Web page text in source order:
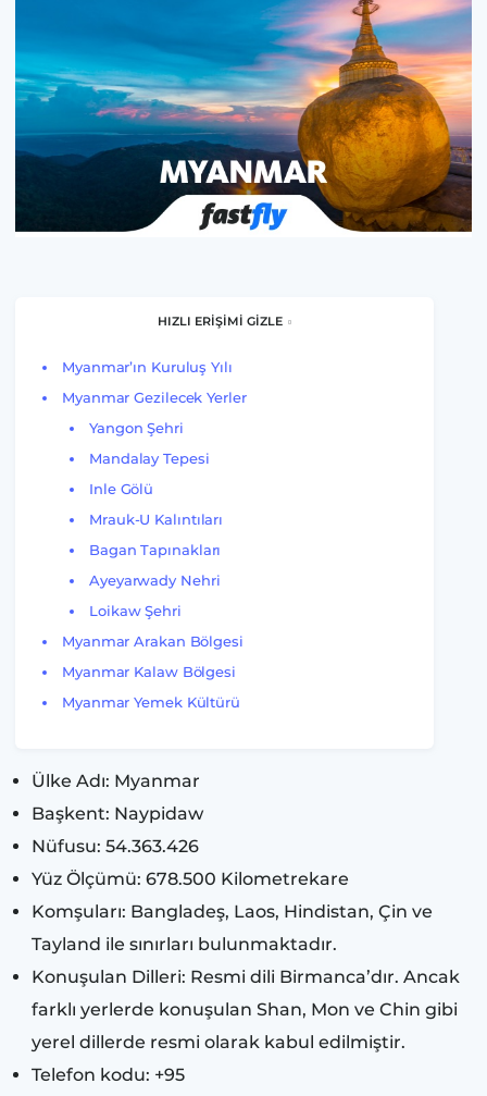
HIZLI ERİŞİMİ GİZLE
Myanmar’ın Kuruluş Yılı
Myanmar Gezilecek Yerler
Yangon Şehri
Mandalay Tepesi
Inle Gölü
Mrauk-U Kalıntıları
Bagan Tapınakları
Ayeyarwady Nehri
Loikaw Şehri
Myanmar Arakan Bölgesi
Myanmar Kalaw Bölgesi
Myanmar Yemek Kültürü
Ülke Adı: Myanmar
Başkent: Naypidaw
Nüfusu: 54.363.426
Yüz Ölçümü: 678.500 Kilometrekare
Komşuları: Bangladeş, Laos, Hindistan, Çin ve
Tayland ile sınırları bulunmaktadır.
Konuşulan Dilleri: Resmi dili Birmanca’dır. Ancak
farklı yerlerde konuşulan Shan, Mon ve Chin gibi
yerel dillerde resmi olarak kabul edilmiştir.
Telefon kodu: +95